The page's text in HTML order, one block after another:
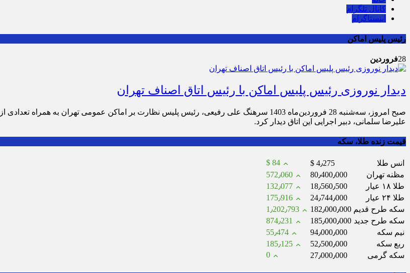
کانال تلگرام
اینستاگرام
رئیس پلیس اماکن
28فروردین
دیدار نوروزی رئیس پلیس اماکن با رئیس اتاق اصناف تهران
صبح امروز، سه‌شنبه 28 فروردین‌ماه 1403 سرهنگ علی رفیعی، رئیس پلیس نظارت بر اماکن عمومی
علیرضا سلمانی، دبیر اجرایی این اتاق دیدار کرد.
قیمت زنده طلا، سکه
انس طلا $ 4٫275
$ 84
مظنه تهران
80٫400٫000
572٫060
طلا ۱۸ عیار
18٫560٫500
132٫077
طلا ۲۴ عیار
24٫744٫000
175٫916
سکه طرح قدیم 182٫000٫000
1٫202٫793
سکه طرح جدید 185٫000٫000
874٫231
نیم سکه
94٫000٫000
55٫474
ربع سکه
52٫500٫000
185٫125
سکه گرمی
27٫000٫000 0